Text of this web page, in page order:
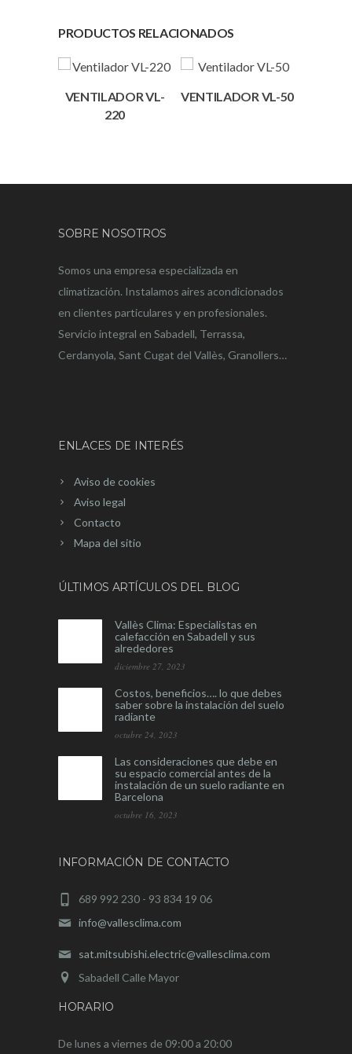
PRODUCTOS RELACIONADOS
VENTILADOR VL-
220
VENTILADOR VL-50
SOBRE NOSOTROS
Somos una empresa especializada en
climatización. Instalamos aires acondicionados
en clientes particulares y en profesionales.
Servicio integral en Sabadell, Terrassa,
Cerdanyola, Sant Cugat del Vallès, Granollers…
ENLACES DE INTERÉS
Aviso de cookies
Aviso legal
Contacto
Mapa del sitio
ÚLTIMOS ARTÍCULOS DEL BLOG
Vallès Clima: Especialistas en
calefacción en Sabadell y sus
alrededores
diciembre 27, 2023
Costos, beneficios…. lo que debes
saber sobre la instalación del suelo
radiante
octubre 24, 2023
Las consideraciones que debe en
su espacio comercial antes de la
instalación de un suelo radiante en
Barcelona
octubre 16, 2023
INFORMACIÓN DE CONTACTO
689 992 230 - 93 834 19 06
info@vallesclima.com
sat.mitsubishi.electric@vallesclima.com
Sabadell Calle Mayor
HORARIO
De lunes a viernes de 09:00 a 20:00